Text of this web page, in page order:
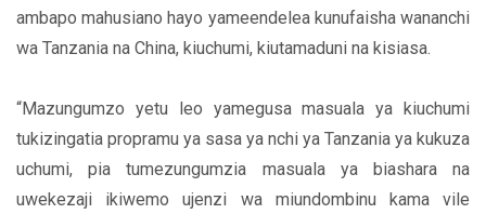
ambapo mahusiano hayo yameendelea kunufaisha wananchi
wa Tanzania na China, kiuchumi, kiutamaduni na kisiasa.
“Mazungumzo yetu leo yamegusa masuala ya kiuchumi
tukizingatia propramu ya sasa ya nchi ya Tanzania ya kukuza
uchumi, pia tumezungumzia masuala ya biashara na
uwekezaji ikiwemo ujenzi wa miundombinu kama vile